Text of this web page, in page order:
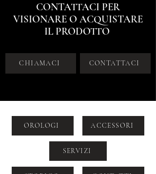
CONTATTACI PER
VISIONARE O ACQUISTARE
IL PRODOTTO
CHIAMACI CONTATTACI
OROLOGI ACCESSORI
SERVIZI